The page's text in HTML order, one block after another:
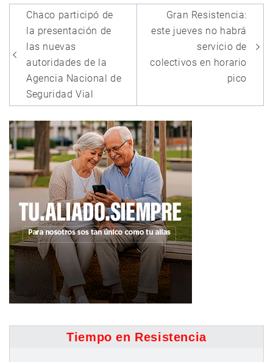
Navegación
de
entradas
Chaco participó de
la presentación de
las nuevas
autoridades de la
Agencia Nacional de
Seguridad Vial
Gran Resistencia:
este jueves no habrá
servicio de
colectivos en horario
pico
Tiempo en Resistencia